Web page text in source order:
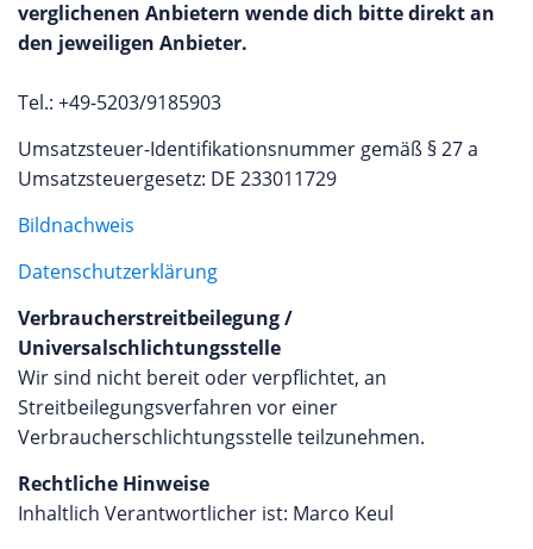
verglichenen Anbietern wende dich bitte direkt an
den jeweiligen Anbieter.
Tel.: +49-5203/9185903
Umsatzsteuer-Identifikationsnummer gemäß § 27 a
Umsatzsteuergesetz: DE 233011729
Bildnachweis
Datenschutzerklärung
Verbraucherstreitbeilegung /
Universalschlichtungsstelle
Wir sind nicht bereit oder verpflichtet, an
Streitbeilegungsverfahren vor einer
Verbraucherschlichtungsstelle teilzunehmen.
Rechtliche Hinweise
Inhaltlich Verantwortlicher ist: Marco Keul